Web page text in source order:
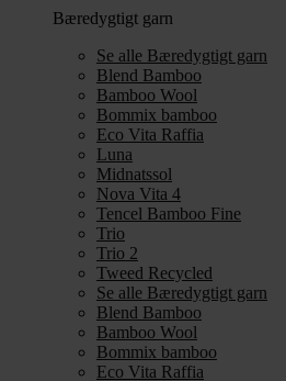
Bæredygtigt garn
Se alle Bæredygtigt garn
Blend Bamboo
Bamboo Wool
Bommix bamboo
Eco Vita Raffia
Luna
Midnatssol
Nova Vita 4
Tencel Bamboo Fine
Trio
Trio 2
Tweed Recycled
Se alle Bæredygtigt garn
Blend Bamboo
Bamboo Wool
Bommix bamboo
Eco Vita Raffia